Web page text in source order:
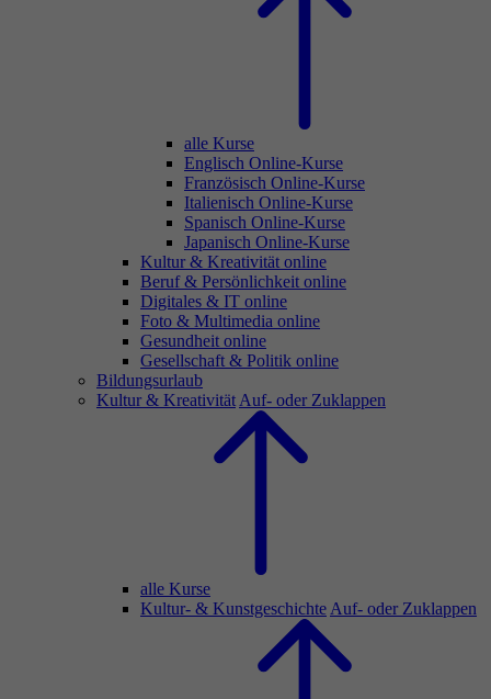
alle Kurse
Englisch Online-Kurse
Französisch Online-Kurse
Italienisch Online-Kurse
Spanisch Online-Kurse
Japanisch Online-Kurse
Kultur & Kreativität online
Beruf & Persönlichkeit online
Digitales & IT online
Foto & Multimedia online
Gesundheit online
Gesellschaft & Politik online
Bildungsurlaub
Kultur & Kreativität Auf- oder Zuklappen
alle Kurse
Kultur- & Kunstgeschichte Auf- oder Zuklappen